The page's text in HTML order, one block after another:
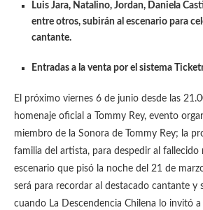
Luis Jara, Natalino, Jordan, Daniela
entre otros, subirán al escenario para
cantante.
Entradas a la venta por el sistema
El próximo viernes 6 de junio desde las
homenaje oficial a Tommy Rey, evento
miembro de la Sonora de Tommy Rey; la
familia del artista, para despedir al
escenario que pisó la noche del 21 de
será para recordar al destacado cantante y
cuando La Descendencia Chilena lo invitó a